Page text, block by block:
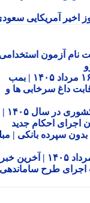
آمریکایی سعودی
ثبت نام آزمون استخدامی
آخرین اخبار نقل و انتقالات لیگ برتر امروز ۱۶ مرداد ۱۴۰۵ | بمب
داغ سرخابی ها و
جدیدترین خبر افزایش حقوق بازنشستگان کشوری در سال ۱۴۰۵ |
احکام جدید
وام بدون سپرده بانکی | مبلغ
گام نهایی ساماندهی کارکنان دولتی در ۱۶ مرداد ۱۴۰۵ | آخرین خبر
طرح ساماندهی